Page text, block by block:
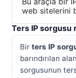
web sitelerini
Ters IP sorgusu
Bir ters IP
barındırılan
sorgusunun